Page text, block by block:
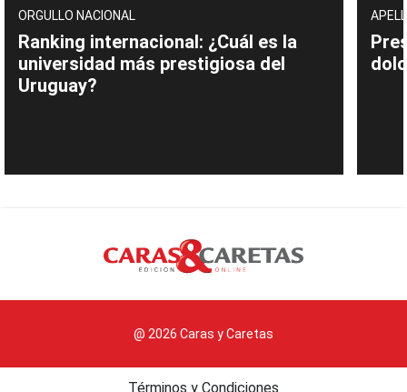
ORGULLO NACIONAL
Ranking internacional: ¿Cuál es la
universidad más prestigiosa del
Uruguay?
@ 2026 Caras y Caretas
Términos y Condiciones